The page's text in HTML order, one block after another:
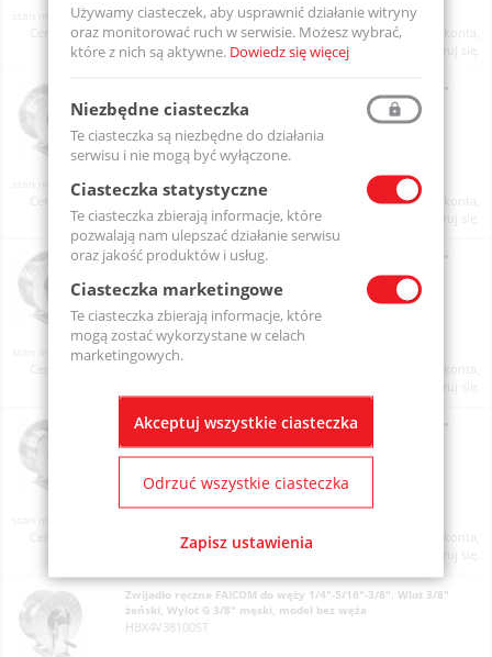
Na zamówienie
Ceny produktów widoczne dopiero po zalogowaniu. Jeżeli nie posiadasz konta,
Zwijadło ręczne FAICOM do węży 1/4"-5/16"-3/8". Wlot 3/8"
żeński, Wylot G 3/8" męski, model bez węża
HLX4V3840ST
Na zamówienie
Ceny produktów widoczne dopiero po zalogowaniu. Jeżeli nie posiadasz konta,
Zwijadło ręczne FAICOM do węży 1/4"-5/16"-3/8". Wlot 3/8"
HX4V3825ST
Na zamówienie
Ceny produktów widoczne dopiero po zalogowaniu. Jeżeli nie posiadasz konta,
Zwijadło ręczne FAICOM do węży 1/4"-5/16"-3/8". Wlot 3/8"
HMX4V3860ST
Ceny produktów widoczne dopiero po zalogowaniu. Jeżeli nie posiadasz konta,
Zwijadło ręczne FAICOM do węży 1/4"-5/16"-3/8". Wlot 3/8"
żeński, Wylot G 3/8" męski, model bez węża
HBX4V38100ST
Używamy ciasteczek, aby usprawnić działanie witryny
oraz monitorować ruch w serwisie. Możesz wybrać,
które z nich są aktywne. Dowiedz się więcej
Niezbędne ciasteczka
Te ciasteczka są niezbędne do działania
serwisu i nie mogą być wyłączone.
Ciasteczka statystyczne
Te ciasteczka zbierają informacje, które
pozwalają nam ulepszać działanie serwisu
oraz jakość produktów i usług.
Ciasteczka marketingowe
Te ciasteczka zbierają informacje, które
mogą zostać wykorzystane w celach
marketingowych.
Akceptuj wszystkie ciasteczka
Odrzuć wszystkie ciasteczka
Zapisz ustawienia